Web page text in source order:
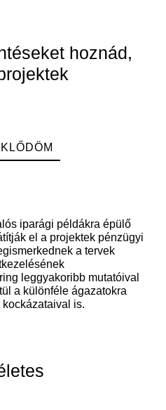
hoznád,
iparági példákra épülő
el a projektek pénzügyi
a tervek
leggyakoribb mutatóival
a különféle ágazatokra
is.